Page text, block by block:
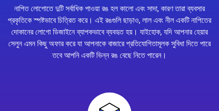
নাপিত লোগোতে দুটি সর্বাধিক পাওয়া রঙ হল কালো এবং সাদা, কারণ তারা ব্যবসার
প্রকৃতিকে স্পষ্টভাবে চিত্রিত করে। এই রঙগুলি ছাড়াও, লাল এবং নীল একটি নাপিতের
দোকানের লোগো ডিজাইনে ব্যাপকভাবে ব্যবহৃত হয়। যাইহোক, যদি আপনার হেয়ার
সেলুন এমন কিছু অফার করে যা আপনাকে বাজারে প্রতিযোগিতামূলক সুবিধা দিতে পারে
তবে আপনি একটি ভিন্ন রঙ বেছে নিতে পারেন।